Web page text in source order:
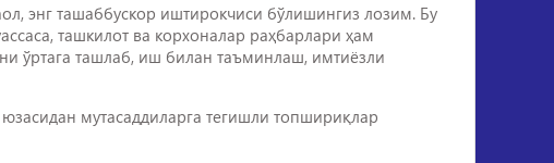
энг ташаббускор иштирокчиси бўлишингиз лозим. Бу
ташкилот ва корхоналар раҳбарлари ҳам
ўртага ташлаб, иш билан таъминлаш, имтиёзли
мутасаддиларга тегишли топшириқлар